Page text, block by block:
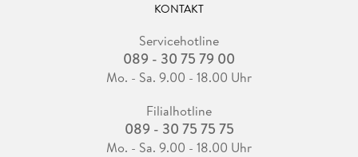
KONTAKT
Servicehotline
089 - 30 75 79 00
Mo. - Sa. 9.00 - 18.00 Uhr
Filialhotline
089 - 30 75 75 75
Mo. - Sa. 9.00 - 18.00 Uhr